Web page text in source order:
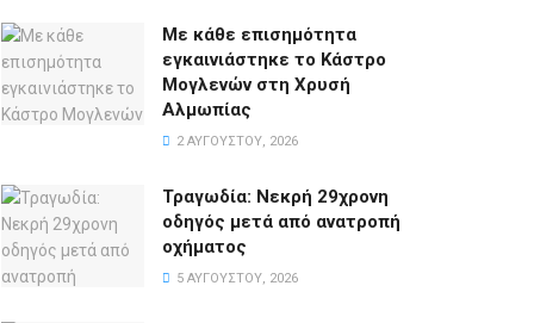
Με κάθε επισημότητα
εγκαινιάστηκε το Κάστρο
Μογλενών στη Χρυσή
Αλμωπίας
2 ΑΥΓΟΎΣΤΟΥ, 2026
Τραγωδία: Νεκρή 29χρονη
οδηγός μετά από ανατροπή
οχήματος
5 ΑΥΓΟΎΣΤΟΥ, 2026